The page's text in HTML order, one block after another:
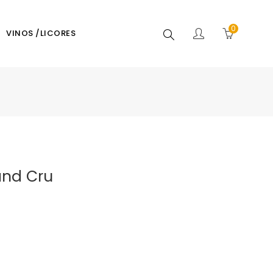
VINOS /LICORES Buscar 0
Cru